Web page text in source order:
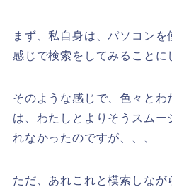
まず、私自身は、パソコン
感じで検索をしてみることに
そのような感じで、色々と
は、わたしとよりそうスム
れなかったのですが、、、
ただ、あれこれと模索しな